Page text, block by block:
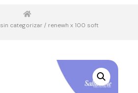
sin categorizar / renewh x 100 soft